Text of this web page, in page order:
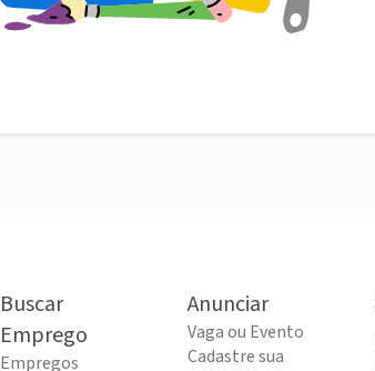
Buscar
Emprego
Empregos
Anunciar
Vaga ou Evento
Cadastre sua